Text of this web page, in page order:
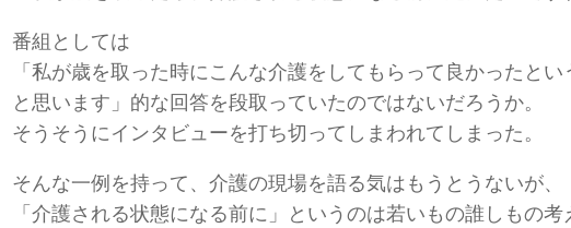
番組としては
「私が歳を取った時にこんな介護をしてもらって良かったと
と思います」的な回答を段取っていたのではないだろうか。
そうそうにインタビューを打ち切ってしまわれてしまった。
そんな一例を持って、介護の現場を語る気はもうとうないが、
「介護される状態になる前に」というのは若いもの誰しもの